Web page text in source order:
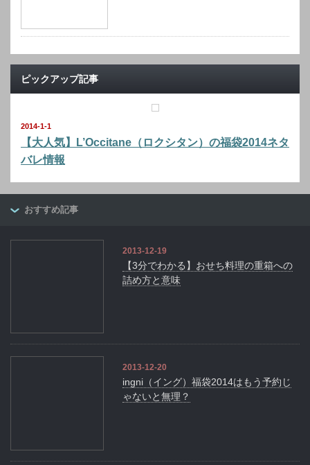
ピックアップ記事
2014-1-1
【大人気】L’Occitane（ロクシタン）の福袋2014ネタ
バレ情報
おすすめ記事
2013-12-19
【3分でわかる】おせち料理の重箱への
詰め方と意味
2013-12-20
ingni（イング）福袋2014はもう予約じ
ゃないと無理？